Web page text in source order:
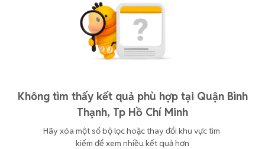
Không tìm thấy kết quả phù hợp tại Quận Bình
Thạnh, Tp Hồ Chí Minh
Hãy xóa một số bộ lọc hoặc thay đổi khu vực tìm
kiếm để xem nhiều kết quả hơn